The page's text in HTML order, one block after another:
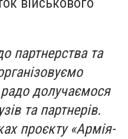
партнерства та
радо долучаємося
та партнерів.
проєкту «Армія-